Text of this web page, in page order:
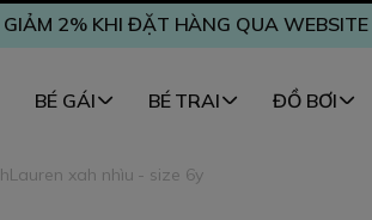
GIẢM 2% KHI ĐẶT HÀNG QUA
BÉ GÁI BÉ TRAI ĐỒ BƠI
xah nhìu - size 6y